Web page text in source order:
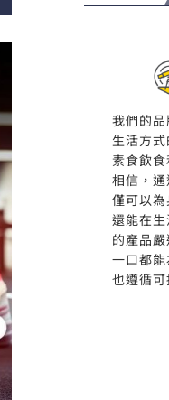
我們的
生活方
素食飲
相信，
僅可以為
還能在
的產品
一口都
也遵循